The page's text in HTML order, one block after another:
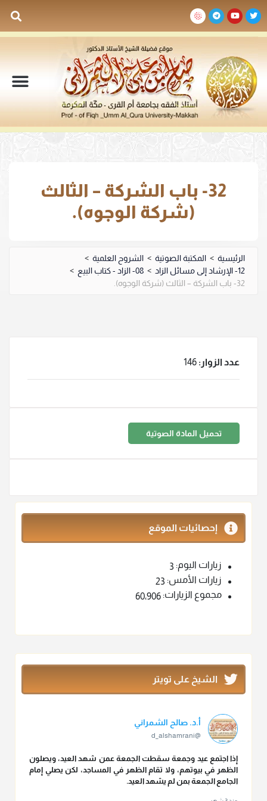
32- باب الشركة – الثالث
(شركة الوجوه).
الرئيسية > المكتبة الصوتية > الشروح العلمية >
12- الإرشاد إلى مسائل الزاد
> 08- الزاد - كتاب البيع
>
32- باب الشركة – الثالث (شركة الوجوه).
عدد الزوار: 146
تحميل المادة الصوتية
إحصائيات الموقع
زيارات اليوم: 3
زيارات الأمس: 23
مجموع الزيارات: 60٬906
الشيخ على تويتر
أ.د. صالح الشمراني
@d_alshamrani
إذا اجتمع عيد وجمعة سقطت الجمعة عمن شهد العيد، ويصلون
الظهر في بيوتهم، ولا تقام الظهر في المساجد، لكن يصلي إمام
الجامع الجمعة بمن لم يشهد العيد.